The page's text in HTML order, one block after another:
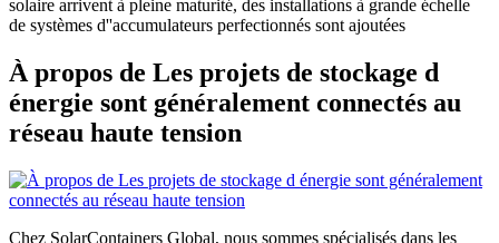
solaire arrivent à pleine maturité, des installations à grande échelle
de systèmes d''accumulateurs perfectionnés sont ajoutées
À propos de Les projets de stockage d
énergie sont généralement connectés au
réseau haute tension
Chez SolarContainers Global, nous sommes spécialisés dans les